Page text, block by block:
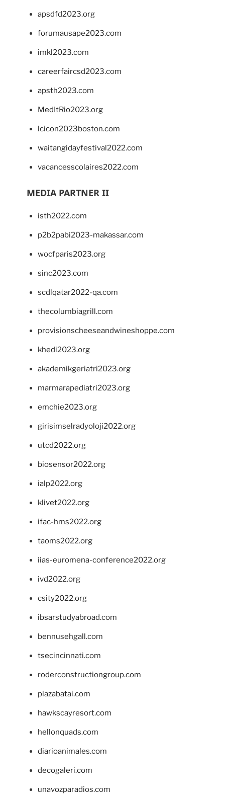
apsdfd2023.org
forumausape2023.com
imkl2023.com
careerfaircsd2023.com
apsth2023.com
MedItRio2023.org
lcicon2023boston.com
waitangidayfestival2022.com
vacancesscolaires2022.com
MEDIA PARTNER II
isth2022.com
p2b2pabi2023-makassar.com
wocfparis2023.org
sinc2023.com
scdlqatar2022-qa.com
thecolumbiagrill.com
provisionscheeseandwineshoppe.com
khedi2023.org
akademikgeriatri2023.org
marmarapediatri2023.org
emchie2023.org
girisimselradyoloji2022.org
utcd2022.org
biosensor2022.org
ialp2022.org
klivet2022.org
ifac-hms2022.org
taoms2022.org
iias-euromena-conference2022.org
ivd2022.org
csity2022.org
ibsarstudyabroad.com
bennusehgall.com
tsecincinnati.com
roderconstructiongroup.com
plazabatai.com
hawkscayresort.com
hellonquads.com
diarioanimales.com
decogaleri.com
unavozparadios.com